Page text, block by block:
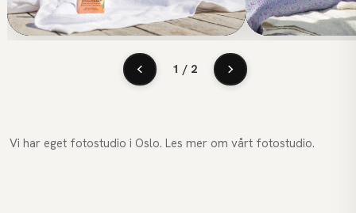
1 / 2
Vi har eget fotostudio i Oslo. Les mer om vårt fotostudio.